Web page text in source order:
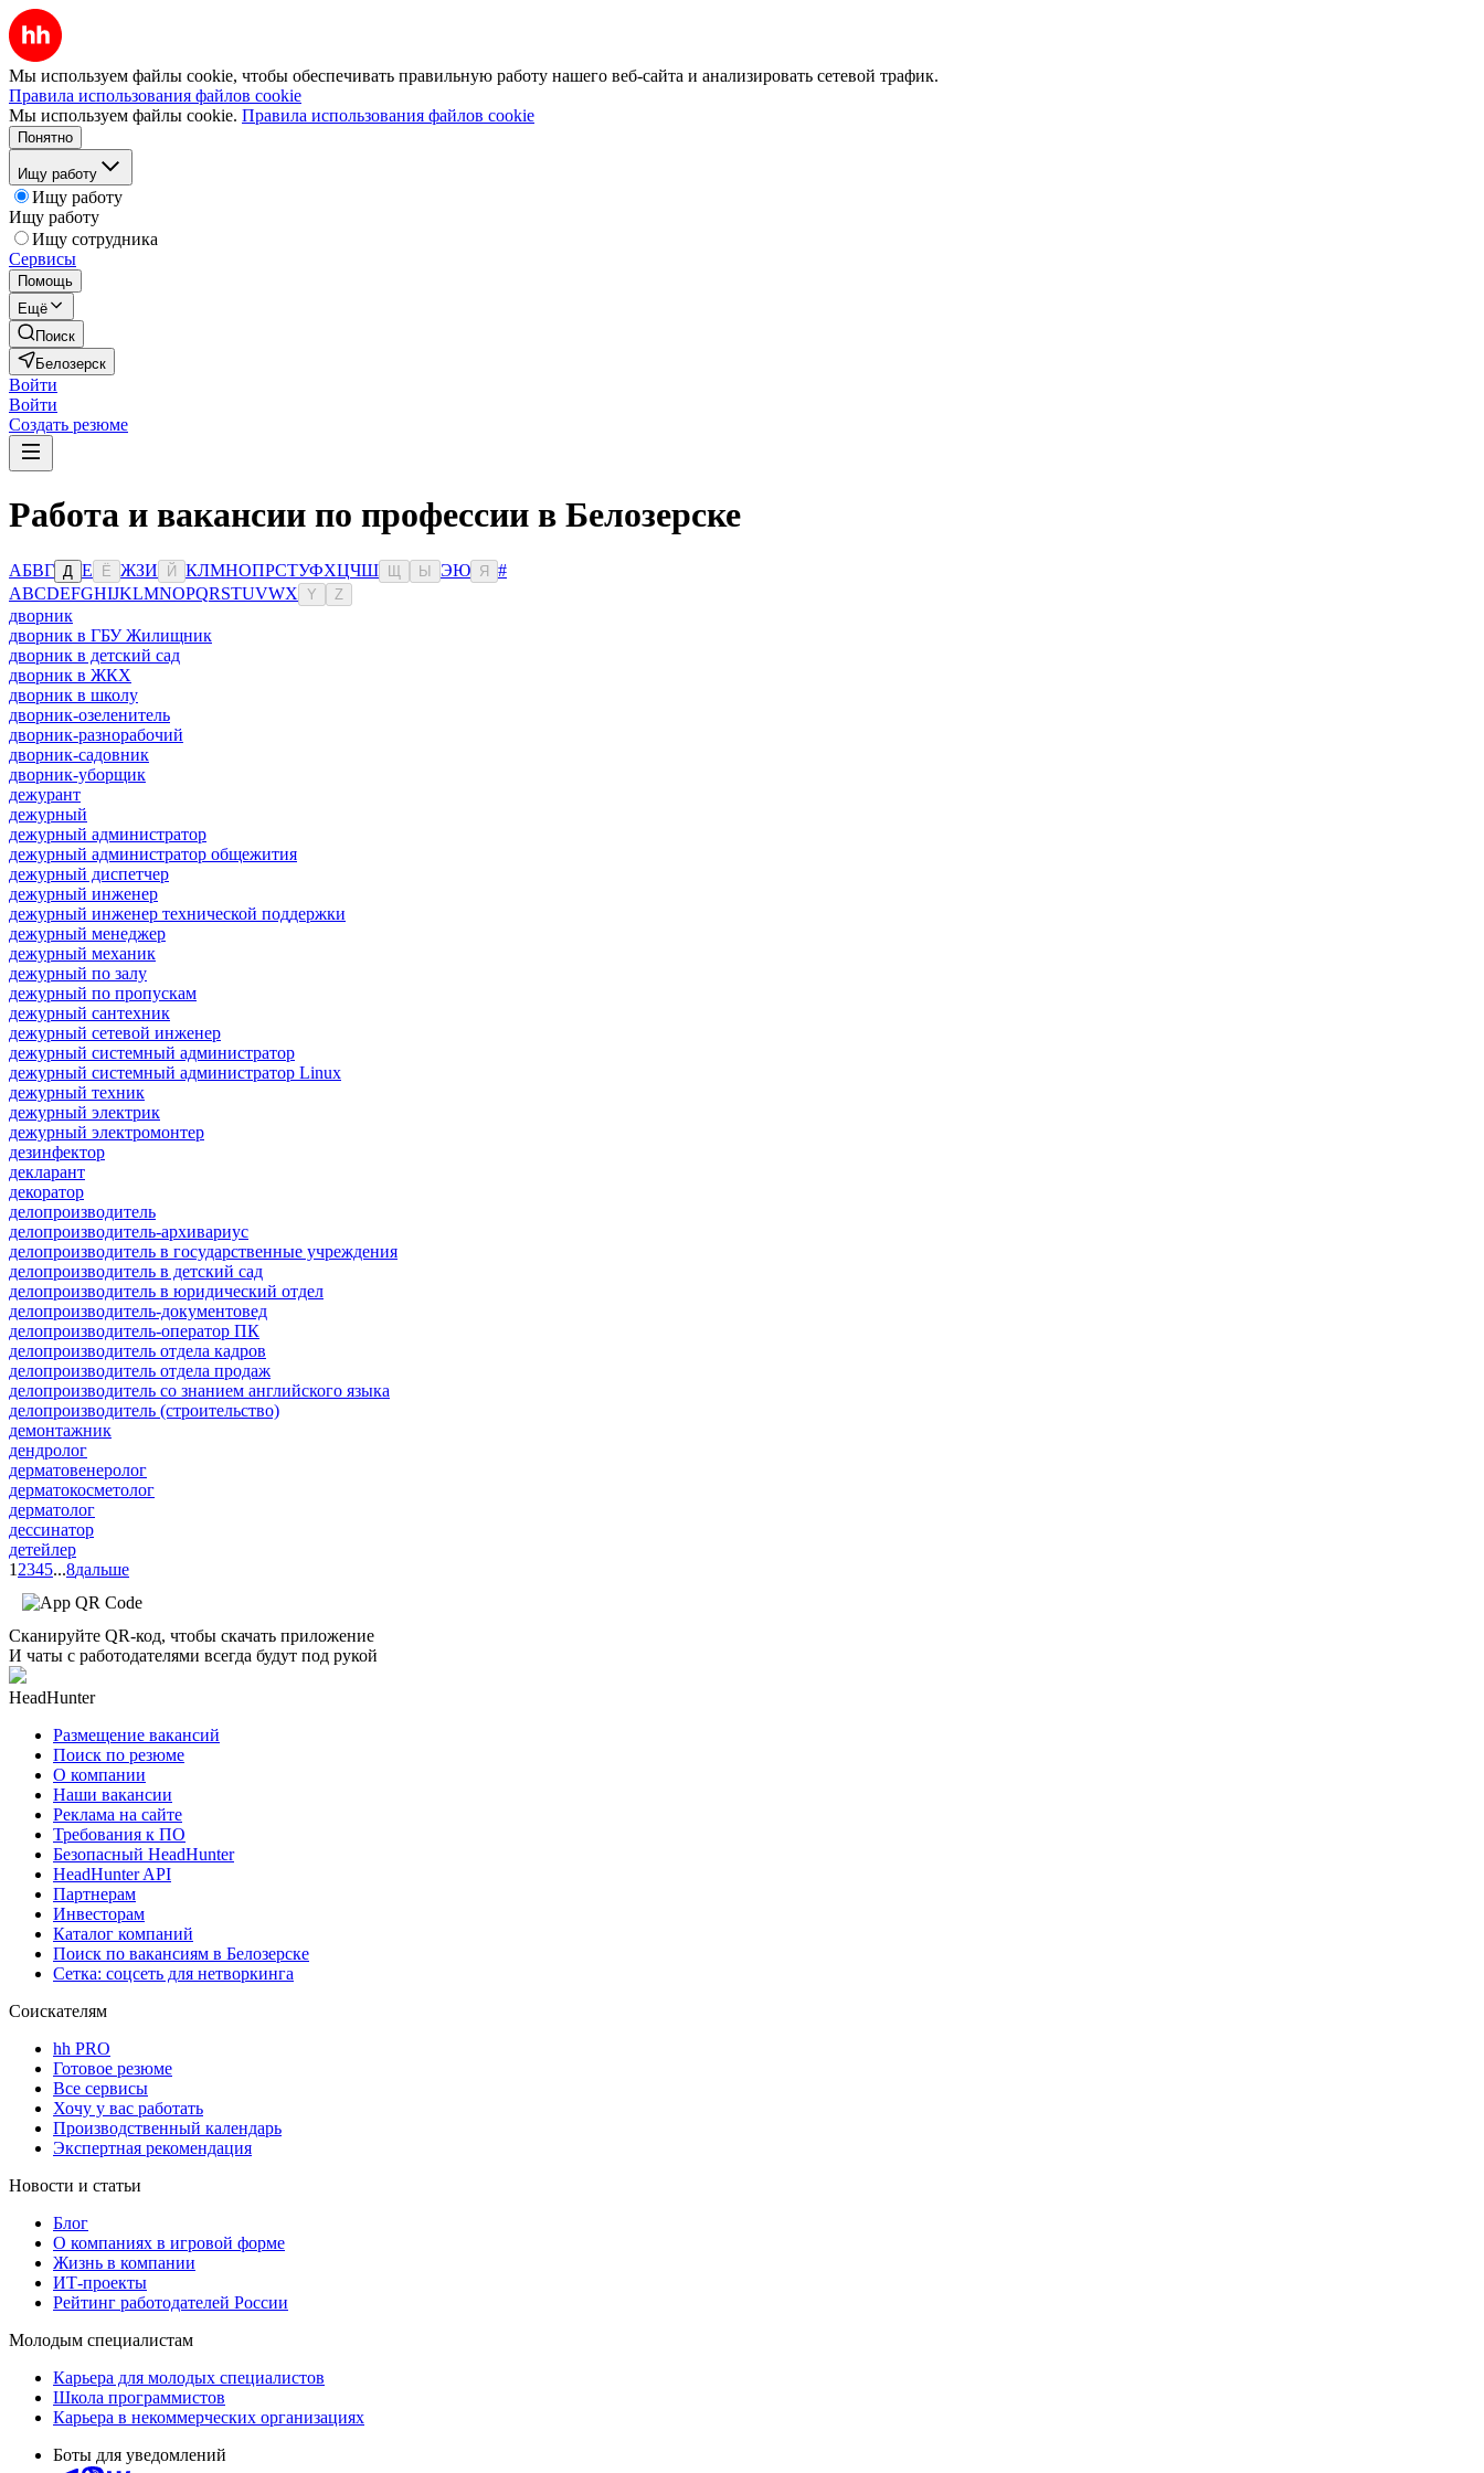
Мы используем файлы cookie, чтобы обеспечивать правильную работу нашего веб-сайта и анализировать сетевой трафик.
Правила использования файлов cookie
Мы используем файлы cookie. Правила использования файлов cookie
Понятно
Ищу работу
Ищу работу
Ищу работу
Ищу сотрудника
Сервисы
Помощь
Ещё
Поиск
Белозерск
Войти
Войти
Создать резюме
Работа и вакансии по профессии в Белозерске
АБВГ Д Е Ё ЖЗИ Й КЛМНОПРСТУФХЦЧШ Ы ЭЮ Я
#
ABCDEFGHIJKLMNOPQRSTUVWX Y Z
дворник
дворник в ГБУ Жилищник
дворник в детский сад
дворник в ЖКХ
дворник в школу
дворник-озеленитель
дворник-разнорабочий
дворник-садовник
дворник-уборщик
дежурант
дежурный
дежурный администратор
дежурный администратор общежития
дежурный диспетчер
дежурный инженер
дежурный инженер технической поддержки
дежурный менеджер
дежурный механик
дежурный по залу
дежурный по пропускам
дежурный сантехник
дежурный сетевой инженер
дежурный системный администратор
дежурный системный администратор Linux
дежурный техник
дежурный электрик
дежурный электромонтер
дезинфектор
декларант
декоратор
делопроизводитель
делопроизводитель-архивариус
делопроизводитель в государственные учреждения
делопроизводитель в детский сад
делопроизводитель в юридический отдел
делопроизводитель-документовед
делопроизводитель-оператор ПК
делопроизводитель отдела кадров
делопроизводитель отдела продаж
делопроизводитель со знанием английского языка
делопроизводитель (строительство)
демонтажник
дендролог
дерматовенеролог
дерматокосметолог
дерматолог
дессинатор
детейлер
1 2345...8дальше
Сканируйте QR-код, чтобы скачать приложение
И чаты с работодателями всегда будут под рукой
HeadHunter
Размещение вакансий
Поиск по резюме
О компании
Наши вакансии
Реклама на сайте
Требования к ПО
Безопасный HeadHunter
HeadHunter API
Партнерам
Инвесторам
Каталог компаний
Поиск по вакансиям в Белозерске
Сетка: соцсеть для нетворкинга
Соискателям
hh PRO
Готовое резюме
Все сервисы
Хочу у вас работать
Производственный календарь
Экспертная рекомендация
Новости и статьи
Блог
О компаниях в игровой форме
Жизнь в компании
ИТ-проекты
Рейтинг работодателей России
Молодым специалистам
Карьера для молодых специалистов
Школа программистов
Карьера в некоммерческих организациях
Боты для уведомлений